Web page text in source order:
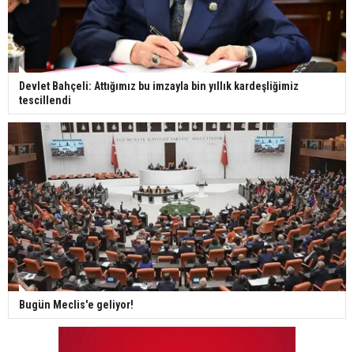
Devlet Bahçeli: Attığımız bu imzayla bin yıllık kardeşliğimiz
tescillendi
Bugün Meclis'e geliyor!